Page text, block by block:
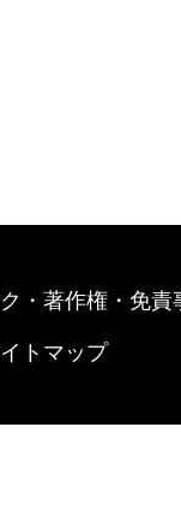
・著作権・免責
トマップ